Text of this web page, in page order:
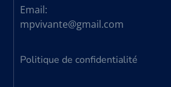
Email:
mpvivante@gmail.com
Politique de confidentialité